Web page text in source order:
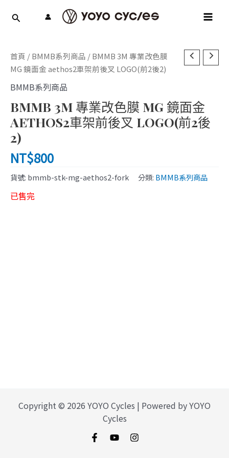
首頁 /BMMB系列商品 / BMMB 3M 專業改色膜
MG 鏡面金 aethos2車架前後叉 LOGO(前2後2)
BMMB系列商品
BMMB 3M 專業改色膜 MG 鏡面金
AETHOS2車架前後叉 LOGO(前2後
2)
NT$800
貨號: bmmb-stk-mg-aethos2-fork 分類: BMMB系列商品
已售完
Copyright © 2026 YOYO Cycles | Powered by YOYO
Cycles